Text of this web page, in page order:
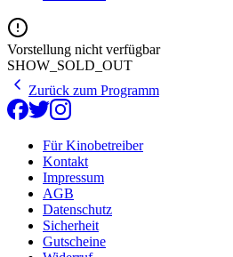
Vorstellung nicht verfügbar
SHOW_SOLD_OUT
Zurück zum Programm
Für Kinobetreiber
Kontakt
Impressum
AGB
Datenschutz
Sicherheit
Gutscheine